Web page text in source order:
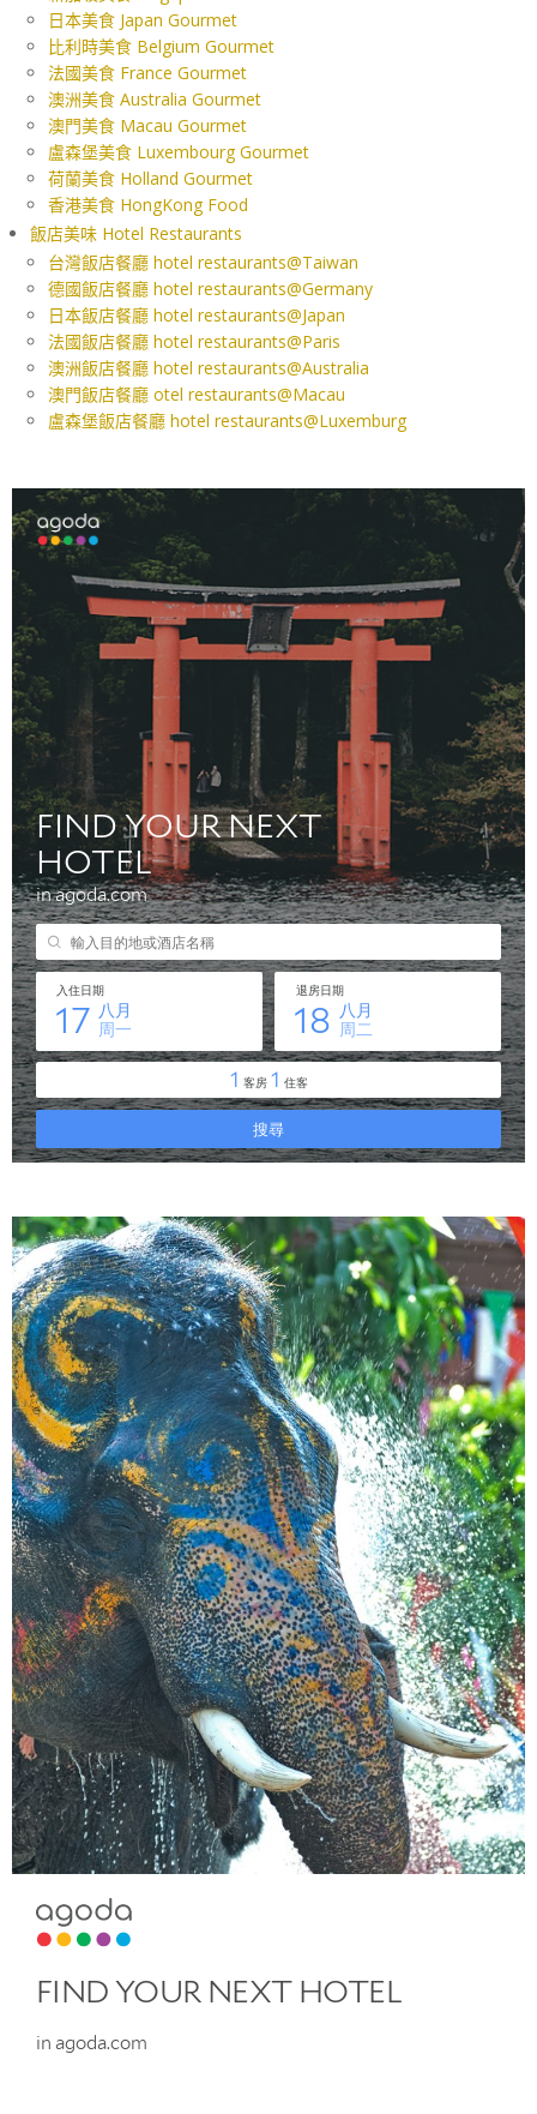
日本美食 Japan Gourmet
比利時美食 Belgium Gourmet
法國美食 France Gourmet
澳洲美食 Australia Gourmet
澳門美食 Macau Gourmet
盧森堡美食 Luxembourg Gourmet
荷蘭美食 Holland Gourmet
香港美食 HongKong Food
飯店美味 Hotel Restaurants
台灣飯店餐廳 hotel restaurants@Taiwan
德國飯店餐廳 hotel restaurants@Germany
日本飯店餐廳 hotel restaurants@Japan
法國飯店餐廳 hotel restaurants@Paris
澳洲飯店餐廳 hotel restaurants@Australia
澳門飯店餐廳 otel restaurants@Macau
盧森堡飯店餐廳 hotel restaurants@Luxemburg